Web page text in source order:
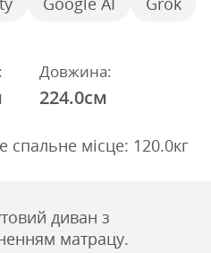
Довжина:
224.0см
місце: 120.0кг
диван з
матрацу.